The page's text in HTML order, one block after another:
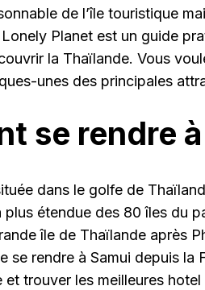
de l’île touristique
Planet est un guide
la Thaïlande. Vous
unes des principales
se rendre
dans le golfe de
plus étendue des 80 îles du
île de Thaïlande après
se rendre à Samui depuis la
trouver les meilleures